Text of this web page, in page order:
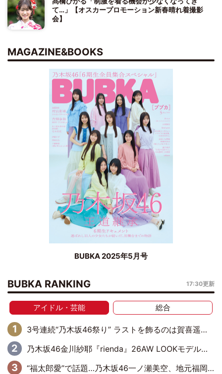
て…」【オスカープロモーション新春晴れ着撮影
会】
MAGAZINE&BOOKS
BUBKA 2025年5月号
BUBKA RANKING 17:30更新
アイドル・芸能 総合
3号連続“乃木坂46祭り” ラストを飾るのは賀喜遥香…5年ぶりの登場に「5年分大人になった私を見ていただけたら」
乃木坂46金川紗耶『rienda』26AW LOOKモデルに就任
“福太郎愛”で話題…乃木坂46一ノ瀬美空、地元福岡『めんべい25周年トップサポーター』に就任